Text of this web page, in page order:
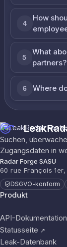
4
How
5
What
partners?
6 Where
Suchen,
Zugangsdaten in
Radar Forge SASU
60 rue François
DSGVO-konform
Produkt
API-Dokumentation
Statusseite ↗
Leak-Datenbank